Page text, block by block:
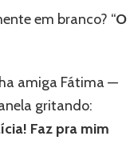
em branco? “O
amiga Fátima —
gritando:
Faz pra mim